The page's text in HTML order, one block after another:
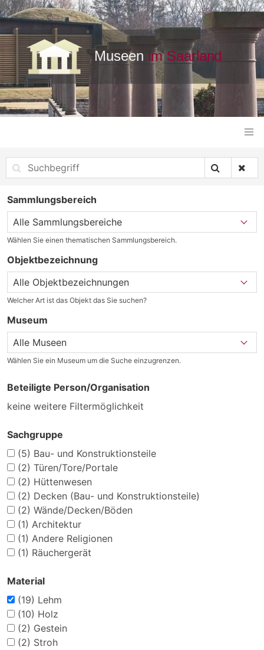
Sammlungsbereich
Wählen Sie einen thematischen Sammlungsbereich.
Objektbezeichnung
Welcher Art ist das Objekt das Sie suchen?
Museum
Wählen Sie ein Museum um die Suche einzugrenzen.
Beteiligte Person/Organisation
keine weitere Filtermöglichkeit
Sachgruppe
(5) Bau- und Konstruktionsteile
(2) Türen/Tore/Portale
(2) Hüttenwesen
(2) Decken (Bau- und Konstruktionsteile)
(2) Wände/Decken/Böden
(1) Architektur
(1) Andere Religionen
(1) Räuchergerät
Material
(19) Lehm
(10) Holz
(2) Gestein
(2) Stroh